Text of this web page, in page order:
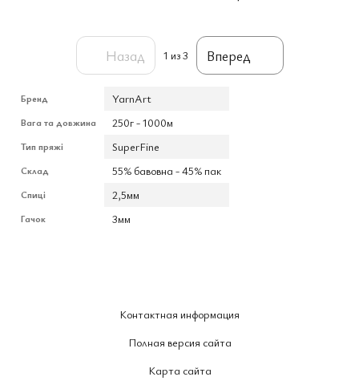
Назад 1 из 3 Вперед
Бренд YarnArt
Вага та довжина 250г - 1000м
Тип пряжі SuperFine
Склад 55% бавовна - 45% пак
Спиці 2,5мм
Гачок 3мм
Контактная информация
Полная версия сайта
Карта сайта